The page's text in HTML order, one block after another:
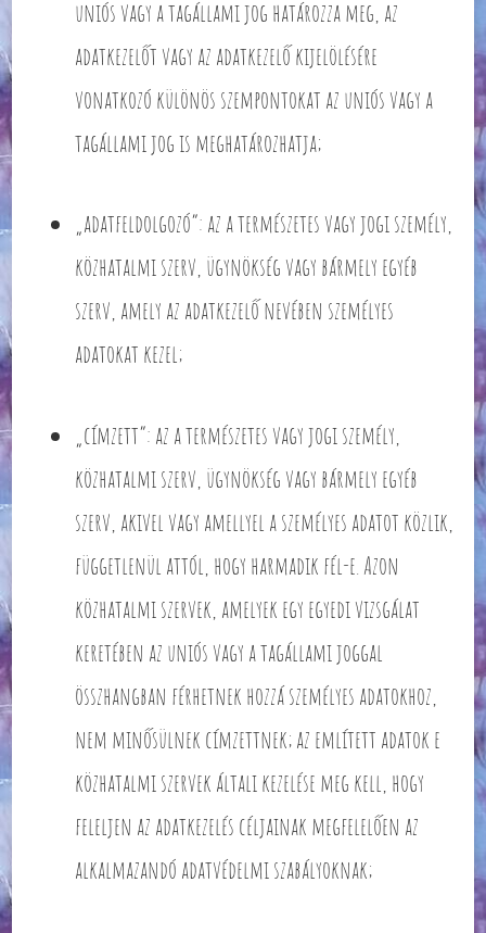
uniós vagy a tagállami jog határozza meg, az
adatkezelőt vagy az adatkezelő kijelölésére
vonatkozó különös szempontokat az uniós vagy a
tagállami jog is meghatározhatja;
„adatfeldolgozó”: az a természetes vagy jogi személy,
közhatalmi szerv, ügynökség vagy bármely egyéb
szerv, amely az adatkezelő nevében személyes
adatokat kezel;
„címzett”: az a természetes vagy jogi személy,
közhatalmi szerv, ügynökség vagy bármely egyéb
szerv, akivel vagy amellyel a személyes adatot közlik,
függetlenül attól, hogy harmadik fél-e. Azon
közhatalmi szervek, amelyek egy egyedi vizsgálat
keretében az uniós vagy a tagállami joggal
összhangban férhetnek hozzá személyes adatokhoz,
nem minősülnek címzettnek; az említett adatok e
közhatalmi szervek általi kezelése meg kell, hogy
feleljen az adatkezelés céljainak megfelelően az
alkalmazandó adatvédelmi szabályoknak;